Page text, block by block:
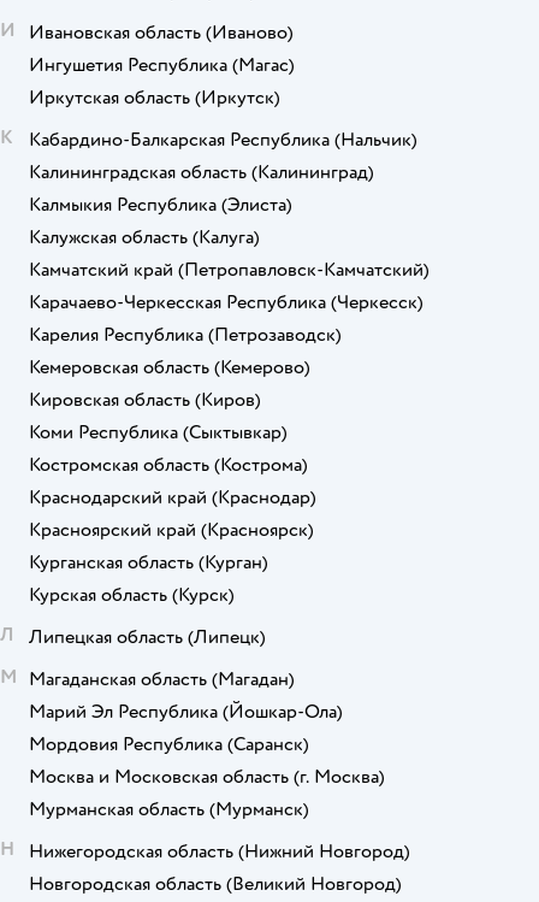
И
Ивановская область (Иваново)
Ингушетия Республика (Магас)
Иркутская область (Иркутск)
К
Кабардино-Балкарская Республика (Нальчик)
Калининградская область (Калининград)
Калмыкия Республика (Элиста)
Калужская область (Калуга)
Камчатский край (Петропавловск-Камчатский)
Карачаево-Черкесская Республика (Черкесск)
Карелия Республика (Петрозаводск)
Кемеровская область (Кемерово)
Кировская область (Киров)
Коми Республика (Сыктывкар)
Костромская область (Кострома)
Краснодарский край (Краснодар)
Красноярский край (Красноярск)
Курганская область (Курган)
Курская область (Курск)
Л
Липецкая область (Липецк)
М Магаданская область (Магадан)
Марий Эл Республика (Йошкар-Ола)
Мордовия Республика (Саранск)
Москва и Московская область (г. Москва)
Мурманская область (Мурманск)
Н
Нижегородская область (Нижний Новгород)
Новгородская область (Великий Новгород)